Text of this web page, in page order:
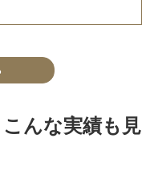
んな実績も見